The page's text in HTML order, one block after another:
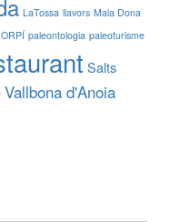
LaTossa llavors Mala Dona
ORPÍ paleontologia paleoturisme
Salts
Vallbona d'Anoia